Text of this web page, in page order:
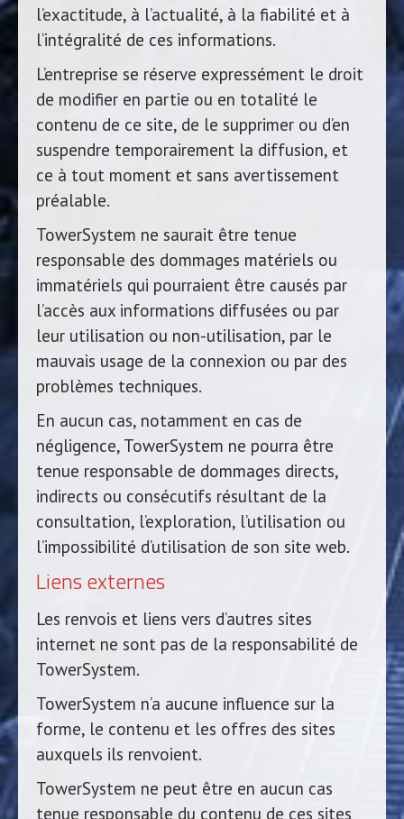
l’exactitude, à l’actualité, à la fiabilité et à
l’intégralité de ces informations.
L’entreprise se réserve expressément le droit
de modifier en partie ou en totalité le
contenu de ce site, de le supprimer ou d’en
suspendre temporairement la diffusion, et
ce à tout moment et sans avertissement
préalable.
TowerSystem ne saurait être tenue
responsable des dommages matériels ou
immatériels qui pourraient être causés par
l’accès aux informations diffusées ou par
leur utilisation ou non-utilisation, par le
mauvais usage de la connexion ou par des
problèmes techniques.
En aucun cas, notamment en cas de
négligence, TowerSystem ne pourra être
tenue responsable de dommages directs,
indirects ou consécutifs résultant de la
consultation, l’exploration, l’utilisation ou
l’impossibilité d’utilisation de son site web.
Liens externes
Les renvois et liens vers d’autres sites
internet ne sont pas de la responsabilité de
TowerSystem.
TowerSystem n’a aucune influence sur la
forme, le contenu et les offres des sites
auxquels ils renvoient.
TowerSystem ne peut être en aucun cas
tenue responsable du contenu de ces sites